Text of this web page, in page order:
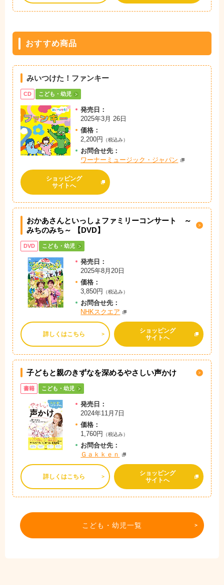
おすすめ商品
みいつけた！ファンキー
CD こども・幼児
発売日：
2025年3月 26日
価格：
2,200円
（税込み）
お問合せ先：
ワーナーミュージック・ジャパン
ショッピング
サイトへ
おかあさんといっしょファミリーコンサート ～
みちのみち～ 【DVD】
DVD こども・幼児
発売日：
2025年8月20日
価格：
3,850円
（税込み）
お問合せ先：
NHKスクエア
詳しくはこちら
ショッピング
サイトへ
子どもと親のきずなを深めるやさしい声かけ
書籍 こども・幼児
発売日：
2024年11月7日
価格：
1,760円
（税込み）
お問合せ先：
Ｇａｋｋｅｎ
詳しくはこちら
ショッピング
サイトへ
こども・幼児一覧